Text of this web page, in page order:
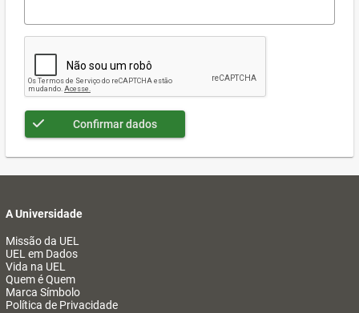
Confirmar dados
A Universidade
Missão da UEL
UEL em Dados
Vida na UEL
Quem é Quem
Marca Símbolo
Política de Privacidade